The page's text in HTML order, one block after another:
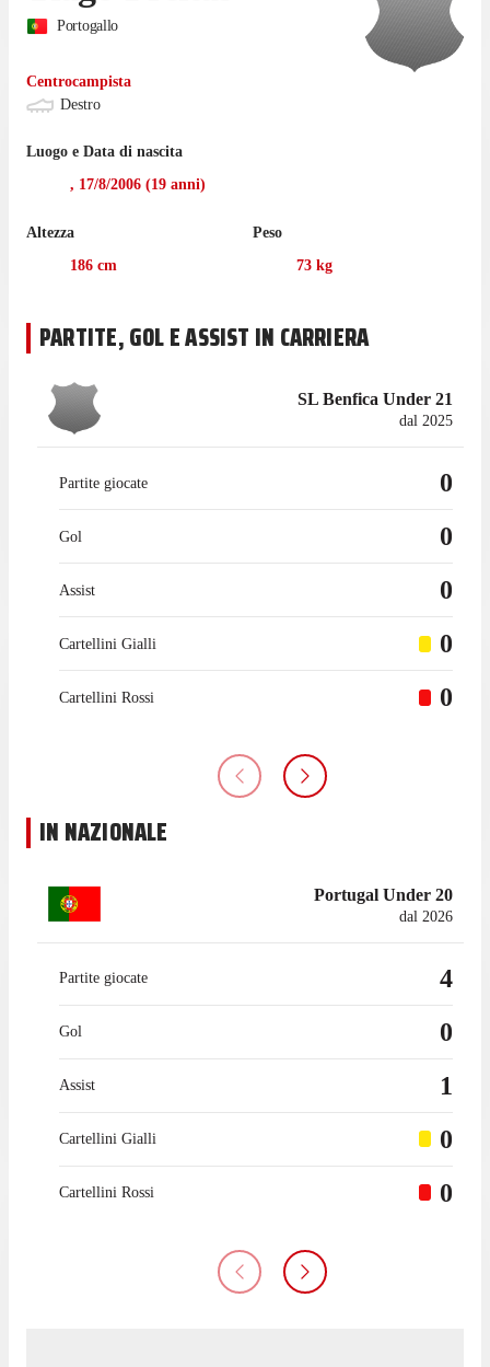
Portogallo
Centrocampista
Destro
Luogo e Data di nascita
, 17/8/2006 (19 anni)
Altezza
186 cm
Peso
73 kg
PARTITE, GOL E ASSIST IN CARRIERA
SL Benfica Under 21
dal 2025
Partite giocate 0
Gol 0
Assist 0
Cartellini Gialli 0
Cartellini Rossi 0
IN NAZIONALE
Portugal Under 20
dal 2026
Partite giocate 4
Gol 0
Assist 1
Cartellini Gialli 0
Cartellini Rossi 0